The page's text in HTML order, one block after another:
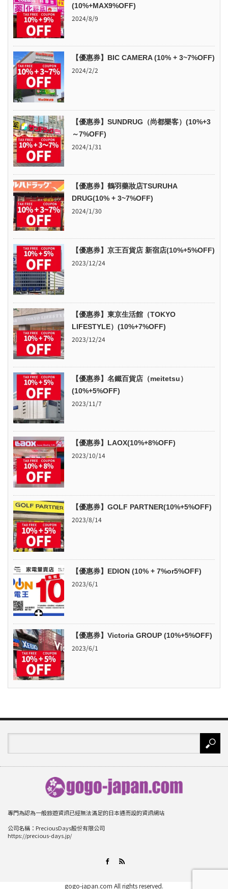
(10%+MAX9%OFF)
2024/8/9
【優惠券】BIC CAMERA (10% + 3~7%OFF)
2024/2/2
【優惠券】SUNDRUG（尚都樂客）(10%+3
～7%OFF)
2024/1/31
【優惠券】鶴羽藥妝店TSURUHA
DRUG(10% + 3~7%OFF)
2024/1/30
【優惠券】京王百貨店 新宿店(10%+5%OFF)
2023/12/24
【優惠券】東京生活館（TOKYO
LIFESTYLE）(10%+7%OFF)
2023/12/24
【優惠券】名鐵百貨店（meitetsu）
(10%+5%OFF)
2023/11/7
【優惠券】LAOX(10%+8%OFF)
2023/10/14
【優惠券】GOLF PARTNER(10%+5%OFF)
2023/8/14
【優惠券】EDION (10% + 7%or5%OFF)
2023/6/1
【優惠券】Victoria GROUP (10%+5%OFF)
2023/6/1
專門為認為一般旅遊資訊已經無法滿足的日本通而設的資訊網站
公司名稱：PreciousDays股份有限公司
https://precious-days.jp/
Facebook
gogo-japan.com All rights reserved.